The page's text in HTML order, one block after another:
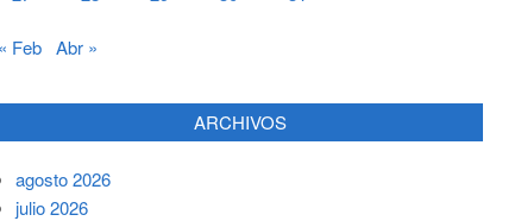
« Feb Abr »
ARCHIVOS
agosto 2026
julio 2026